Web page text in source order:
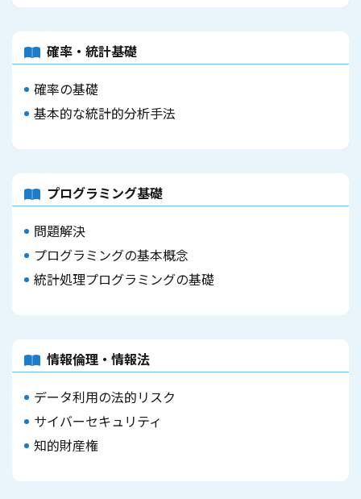
確率・統計基礎
確率の基礎
基本的な統計的分析手法
プログラミング基礎
問題解決
プログラミングの基本概念
統計処理プログラミングの基礎
情報倫理・情報法
データ利用の法的リスク
サイバーセキュリティ
知的財産権